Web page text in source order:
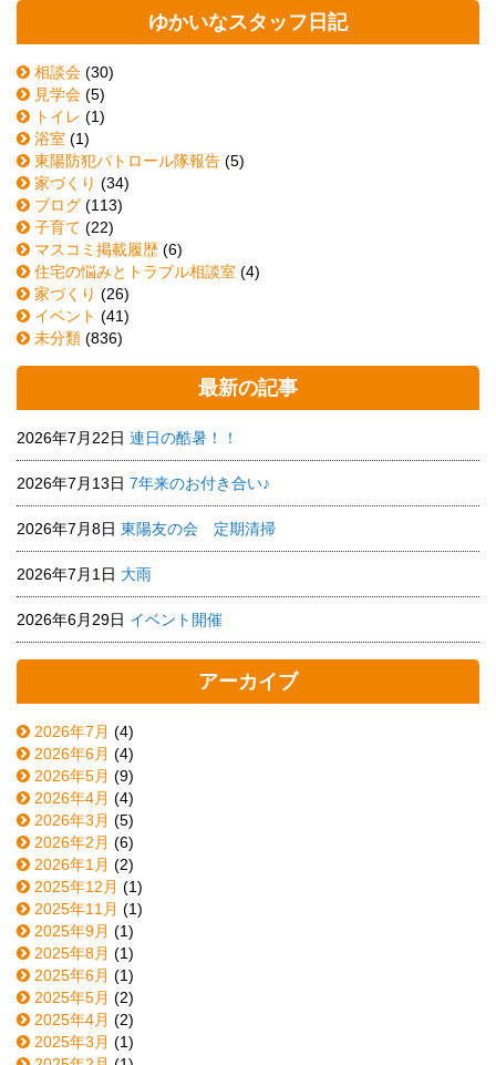
ゆかいなスタッフ日記
相談会 (30)
見学会 (5)
トイレ (1)
浴室 (1)
東陽防犯パトロール隊報告 (5)
家づくり (34)
ブログ (113)
子育て (22)
マスコミ掲載履歴 (6)
住宅の悩みとトラブル相談室 (4)
家づくり (26)
イベント (41)
未分類 (836)
最新の記事
2026年7月22日 連日の酷暑！！
2026年7月13日 7年来のお付き合い♪
2026年7月8日 東陽友の会 定期清掃
2026年7月1日 大雨
2026年6月29日 イベント開催
アーカイブ
2026年7月 (4)
2026年6月 (4)
2026年5月 (9)
2026年4月 (4)
2026年3月 (5)
2026年2月 (6)
2026年1月 (2)
2025年12月 (1)
2025年11月 (1)
2025年9月 (1)
2025年8月 (1)
2025年6月 (1)
2025年5月 (2)
2025年4月 (2)
2025年3月 (1)